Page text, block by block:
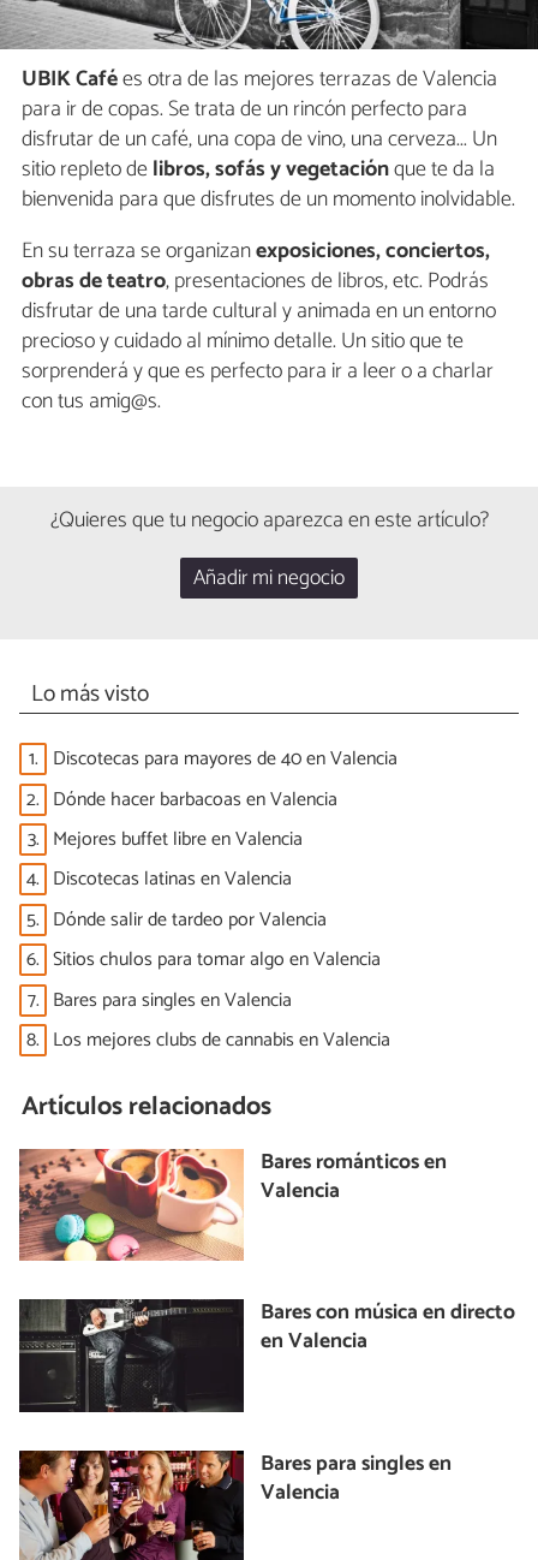
UBIK Cafées otra de las mejores terrazas de Valencia
para ir de copas. Se trata de un rincón perfecto para
disfrutar de un café, una copa de vino, una cerveza... Un
sitio repleto delibros, sofás y vegetaciónque te da la
bienvenida para que disfrutes de un momento inolvidable.
En su terraza se organizanexposiciones, conciertos,
obras de teatro, presentaciones de libros, etc. Podrás
disfrutar de una tarde cultural y animada en un entorno
precioso y cuidado al mínimo detalle. Un sitio que te
sorprenderá y que es perfecto para ir a leer o a charlar
con tus amig@s.
¿Quieres que tu negocio aparezca en este artículo?
Añadir mi negocio
Lo más visto
1. Discotecas para mayores de 40 en Valencia
2. Dónde hacer barbacoas en Valencia
3. Mejores buffet libre en Valencia
4. Discotecas latinas en Valencia
5. Dónde salir de tardeo por Valencia
6. Sitios chulos para tomar algo en Valencia
7. Bares para singles en Valencia
8. Los mejores clubs de cannabis en Valencia
Artículos relacionados
Bares románticos en
Valencia
Bares con música en directo
en Valencia
Bares para singles en
Valencia